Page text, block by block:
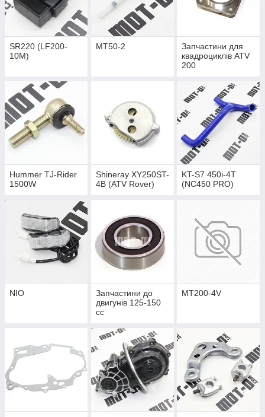
SR220 (LF200-
10M)
MT50-2
Запчастини для
квадроциклів ATV
200
Hummer TJ-Rider
1500W
Shineray XY250ST-
4B (ATV Rover)
KT-S7 450i-4Т
(NC450 PRO)
NIO
Запчастини до
двигунів 125-150
cc
MT200-4V